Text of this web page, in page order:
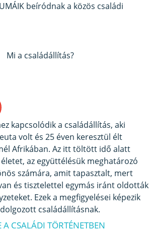
beíródnak a közös családi
kapcsolódik a családállítás, aki
volt és 25 éven keresztül élt
Afrikában. Az itt töltött idő alatt
az együttélésük meghatározó
számára, amit tapasztalt, mert
és tisztelettel egymás iránt oldották
Ezek a megfigyelései képezik
családállításnak.
A CSALÁDI TÖRTÉNETBEN